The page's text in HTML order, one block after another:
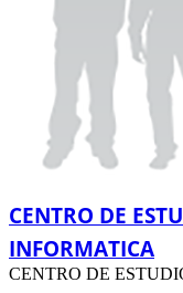
CENTRO DE
INFORMATICA
CENTRO DE